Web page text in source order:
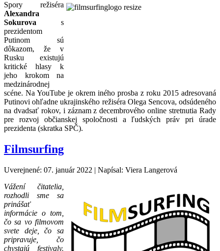
Spory režiséra
Alexandra
Sokurova s
prezidentom
Putinom sú
dôkazom, že v
Rusku existujú
kritické hlasy k
jeho krokom na
medzinárodnej
scéne. Na YouTube je okrem iného prosba z roku 2015 adresovaná
Putinovi ohľadne ukrajinského režiséra Olega Sencova, odsúdeného
na dvadsať rokov, i záznam z decembrového online stretnutia Rady
pre rozvoj občianskej spoločnosti a ľudských práv pri úrade
prezidenta (skratka SPČ).
Filmsurfing
Uverejnené: 07. január 2022 | Napísal: Viera Langerová
Vážení čitatelia,
rozhodli sme sa
prinášať
informácie o tom,
čo sa vo filmovom
svete deje, čo sa
pripravuje, čo
chystajú festivaly.